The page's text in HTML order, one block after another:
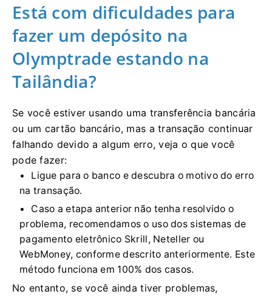
Está com dificuldades para
fazer um depósito na
Olymptrade estando na
Tailândia?
Se você estiver usando uma transferência bancária
ou um cartão bancário, mas a transação continuar
falhando devido a algum erro, veja o que você
pode fazer:
Ligue para o banco e descubra o motivo do erro
na transação.
Caso a etapa anterior não tenha resolvido o
problema, recomendamos o uso dos sistemas de
pagamento eletrônico Skrill, Neteller ou
WebMoney, conforme descrito anteriormente. Este
método funciona em 100% dos casos.
No entanto, se você ainda tiver problemas,